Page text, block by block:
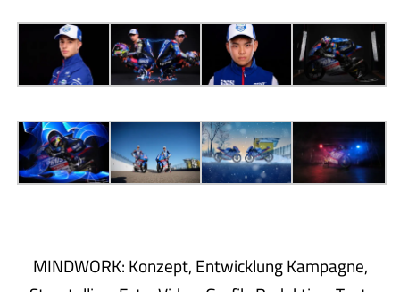
MINDWORK: Konzept, Entwicklung Kampagne,